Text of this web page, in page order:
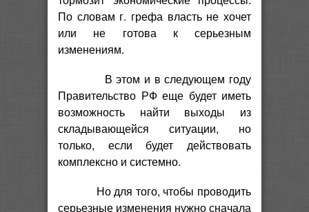
По словам г. грефа власть не хочет
или не готова к серьезным
изменениям.
В этом и в следующем году
Правительство РФ еще будет иметь
возможность найти выходы из
складывающейся ситуации, но
только, если будет действовать
комплексно и системно.
Но для того, чтобы проводить
серьезные изменения нужно сначала